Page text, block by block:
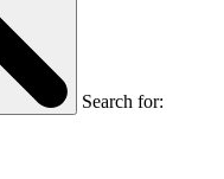
Search for: